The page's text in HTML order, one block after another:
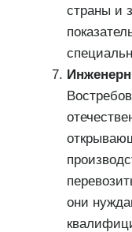
страны и
они